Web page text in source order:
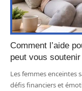
Comment l’aide
peut vous
Les femmes enceintes
défis financiers et